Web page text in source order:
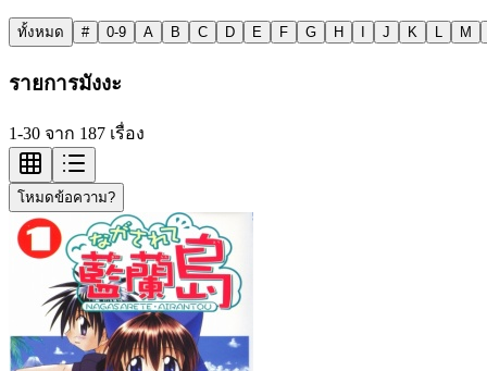
ทั้งหมด # 0-9 A B C D E F G H J K L M
รายการมังงะ
1-30 จาก 187 เรื่อง
โหมดข้อความ?